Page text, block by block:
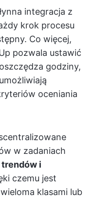
integracja z
krok procesu
Co więcej,
pozwala ustawić
godziny,
oceniania
w zadaniach
i
czemu jest
klasami lub